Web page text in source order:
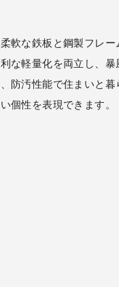
軟な鉄板と鋼製フレー
な軽量化を両立し、
防汚性能で住まいと
個性を表現できます。